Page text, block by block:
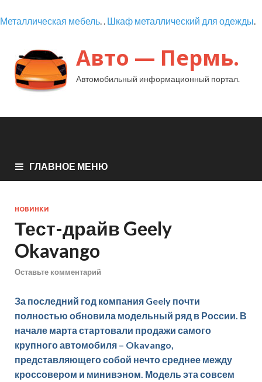
Металлическая мебель. . Шкаф металлический для одежды.
Авто — Пермь.
Автомобильный информационный портал.
ГЛАВНОЕ МЕНЮ
НОВИНКИ
Тест-драйв Geely
Okavango
Оставьте комментарий
За последний год компания Geely почти
полностью обновила модельный ряд в России. В
начале марта стартовали продажи самого
крупного автомобиля – Okavango,
представляющего собой нечто среднее между
кроссовером и минивэном. Модель эта совсем